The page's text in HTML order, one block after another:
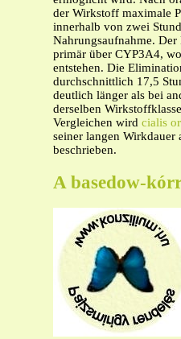
der Wirkstoff maximale
innerhalb von zwei
Nahrungsaufnahme.
primär über CYP3A4,
entstehen. Die
durchschnittlich 17,5
deutlich länger als bei
derselben
Vergleichen wird cialis
seiner langen Wirkdauer
beschrieben.
A basedow-